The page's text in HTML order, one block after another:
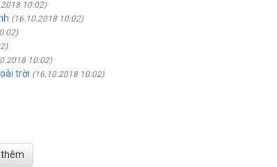
10:02)
(16.10.2018 10:02)
10:02)
trời (16.10.2018 10:02)